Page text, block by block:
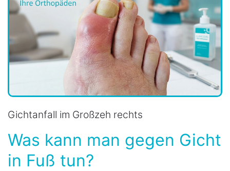
Gichtanfall im Großzeh rechts
Was kann man gegen Gicht
in Fuß tun?